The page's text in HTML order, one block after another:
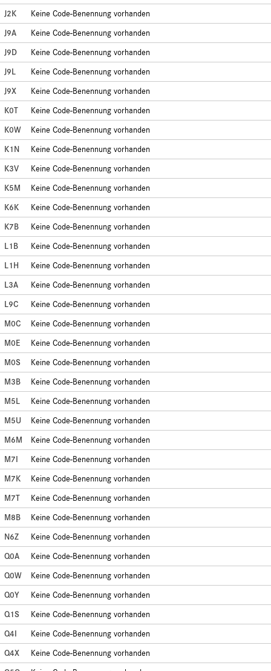
J2K
Keine Code-Benennung vorhanden
J9A
Keine Code-Benennung vorhanden
J9D
Keine Code-Benennung vorhanden
J9L
Keine Code-Benennung vorhanden
J9X
Keine Code-Benennung vorhanden
K0T
Keine Code-Benennung vorhanden
K0W
Keine Code-Benennung vorhanden
K1N
Keine Code-Benennung vorhanden
K3V
Keine Code-Benennung vorhanden
K5M
Keine Code-Benennung vorhanden
K6K
Keine Code-Benennung vorhanden
K7B
Keine Code-Benennung vorhanden
L1B
Keine Code-Benennung vorhanden
L1H
Keine Code-Benennung vorhanden
L3A
Keine Code-Benennung vorhanden
L9C
Keine Code-Benennung vorhanden
M0C
Keine Code-Benennung vorhanden
M0E
Keine Code-Benennung vorhanden
M0S
Keine Code-Benennung vorhanden
M3B
Keine Code-Benennung vorhanden
M5L
Keine Code-Benennung vorhanden
M5U
Keine Code-Benennung vorhanden
M6M
Keine Code-Benennung vorhanden
M7I
Keine Code-Benennung vorhanden
M7K
Keine Code-Benennung vorhanden
M7T
Keine Code-Benennung vorhanden
M8B
Keine Code-Benennung vorhanden
N6Z
Keine Code-Benennung vorhanden
Q0A
Keine Code-Benennung vorhanden
Q0W
Keine Code-Benennung vorhanden
Q0Y
Keine Code-Benennung vorhanden
Q1S
Keine Code-Benennung vorhanden
Q4I
Keine Code-Benennung vorhanden
Q4X
Keine Code-Benennung vorhanden